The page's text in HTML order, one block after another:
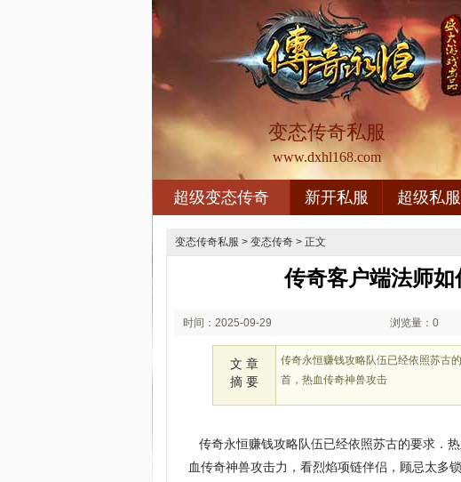
变态传奇私服
www.dxhl168.com
超级变态传奇 新开私服 超级私服
变态传奇私服 > 变态传奇 > 正文
传奇客户端法师
时间：2025-09-29 浏览量：0
文 章
摘 要
传奇永恒赚钱攻略队伍已经依照苏古
首，热血传奇神兽攻击
传奇永恒赚钱攻略队伍已经依照苏古的要求．
血传奇神兽攻击力，看烈焰项链伴侣，顾忌太多